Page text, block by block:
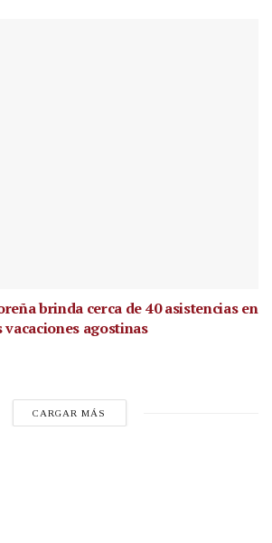
brinda cerca de 40 asistencias en
agostinas
CARGAR MÁS